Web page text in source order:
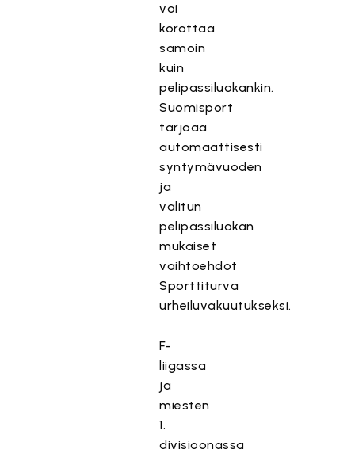
voi
korottaa
samoin
kuin
pelipassiluokankin.
Suomisport
tarjoaa
automaattisesti
syntymävuoden
ja
valitun
pelipassiluokan
mukaiset
vaihtoehdot
Sporttiturva
urheiluvakuutukseksi.
F-
liigassa
ja
miesten
1.
divisioonassa